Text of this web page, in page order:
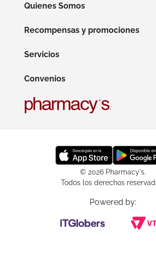
Quienes Somos
Recompensas y promociones
Servicios
Convenios
© 2026 Pharmacy's.
Todos los derechos
Powered by: